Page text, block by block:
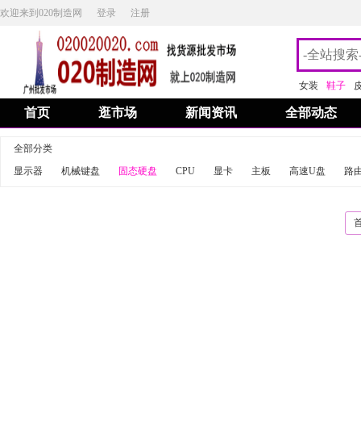
欢迎来到020制造网 登录 注册
女装 鞋子
首页 逛市场 新闻资讯 全部动态
全部分类
显示器
机械键盘 固态硬盘 CPU 显卡 主板 高速U盘 路